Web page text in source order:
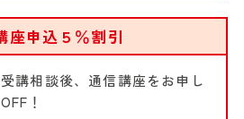
座申込５％割引
講相談後、通信講座をお申し
！